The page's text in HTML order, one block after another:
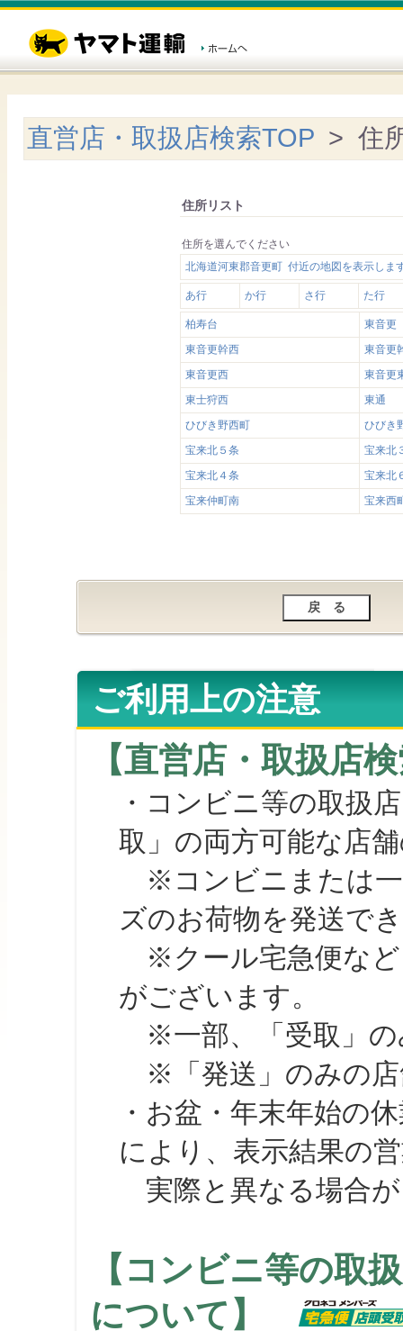
直営店・取扱店検索TOP > 住
住所リスト
住所を選んでください
北海道河東郡音更町 付近の地図を表示しま
あ行 か行 さ行 た行
柏寿台
東音更
東音更幹西
東音更
東音更西
東音更
東士狩西
東通
ひびき野西町
ひびき
宝来北５条
宝来北
宝来北４条
宝来北
宝来仲町南
宝来西
ご利用上の注意
【直営店・取扱店
・コンビニ等の取扱
取」の両方可能な店
※コンビニまたは一
ズのお荷物を発送で
※クール宅急便など
がございます。
※一部、「受取」の
※「発送」のみの店
・お盆・年末年始の
により、表示結果の
実際と異なる場合が
【コンビニ等の取
について】